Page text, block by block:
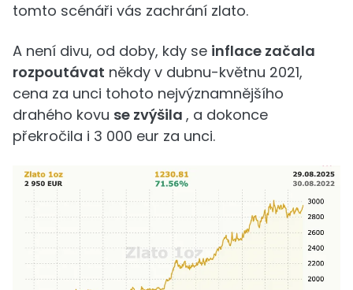
tomto scénáři vás zachrání zlato.
A není divu, od doby, kdy se inflace začala
rozpoutávat někdy v dubnu-květnu 2021,
cena za unci tohoto nejvýznamnějšího
drahého kovu se zvýšila , a dokonce
překročila i 3 000 eur za unci.